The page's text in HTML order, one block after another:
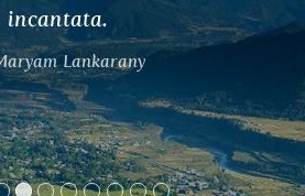
incantata.
Lankarany